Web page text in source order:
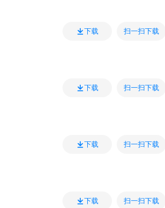
下载 扫一扫下载
下载 扫一扫下载
下载 扫一扫下载
下载 扫一扫下载